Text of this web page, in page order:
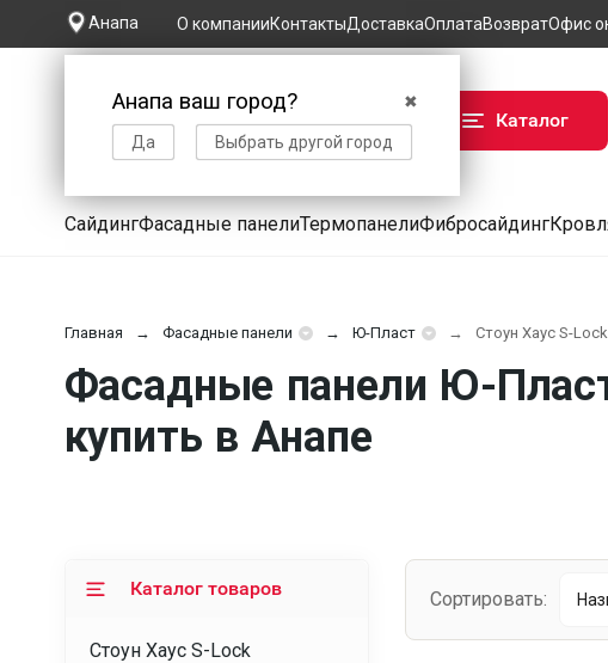
Анапа
✖
Анапа ваш город?
Да Выбрать другой город
О компанииКонтактыДоставкаОплатаВозвратОфис
Каталог
СайдингФасадные панелиТермопанелиФибросайдинг
Главная Фасадные панели Ю-Пласт Стоун Хаус S-
Фасадные панели Ю-
купить в Анапе
Сортировать:
Каталог товаров
Стоун Хаус S-Lock